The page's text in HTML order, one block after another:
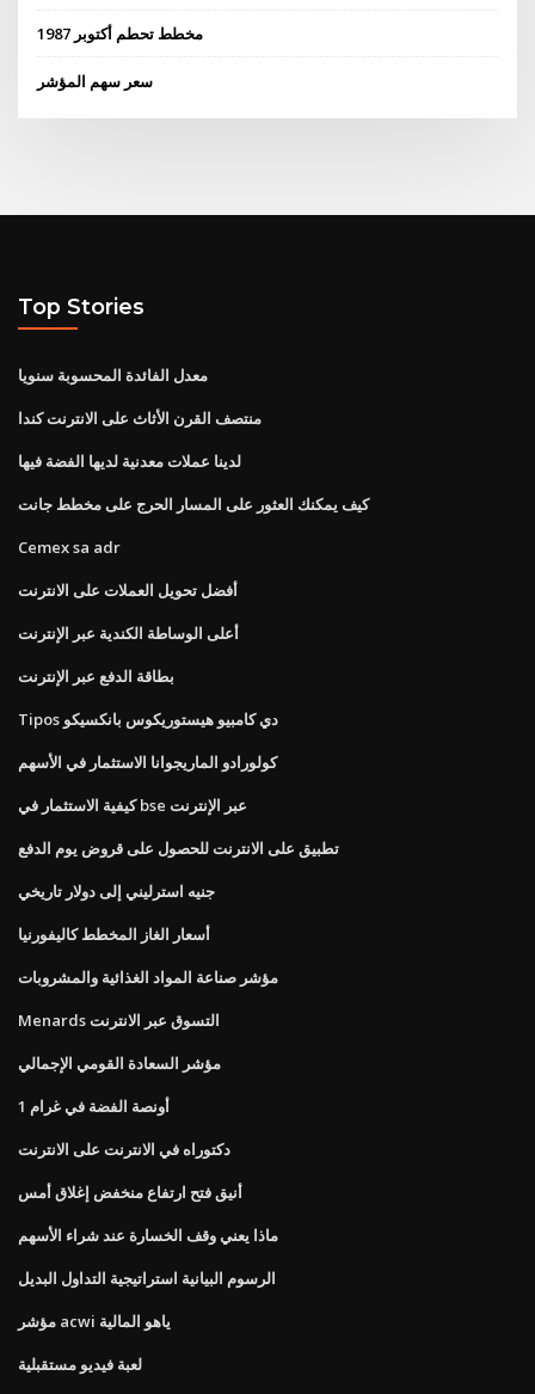
مخطط تحطم أكتوبر 1987
سعر سهم المؤشر
Top Stories
معدل الفائدة المحسوبة سنويا
منتصف القرن الأثاث على الانترنت كندا
لدينا عملات معدنية لديها الفضة فيها
كيف يمكنك العثور على المسار الحرج على مخطط جانت
Cemex sa adr
أفضل تحويل العملات على الانترنت
أعلى الوساطة الكندية عبر الإنترنت
بطاقة الدفع عبر الإنترنت
Tipos دي كامبيو هيستوريكوس بانكسيكو
كولورادو الماريجوانا الاستثمار في الأسهم
كيفية الاستثمار في bse عبر الإنترنت
تطبيق على الانترنت للحصول على قروض يوم الدفع
جنيه استرليني إلى دولار تاريخي
أسعار الغاز المخطط كاليفورنيا
مؤشر صناعة المواد الغذائية والمشروبات
Menards التسوق عبر الانترنت
مؤشر السعادة القومي الإجمالي
1 أونصة الفضة في غرام
دكتوراه في الانترنت على الانترنت
أنيق فتح ارتفاع منخفض إغلاق أمس
ماذا يعني وقف الخسارة عند شراء الأسهم
الرسوم البيانية استراتيجية التداول البديل
مؤشر acwi ياهو المالية
لعبة فيديو مستقبلية